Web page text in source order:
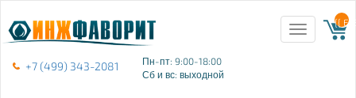
+7 (499) 343-2081
Пн-пт: 9:00-18:00
Сб и вс: выходной
Toggle
navigation
{{